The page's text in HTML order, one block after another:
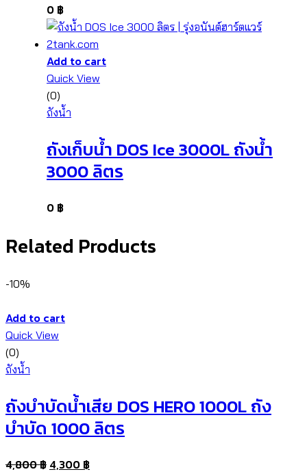
0 ฿
Add to cart
Quick View
(0)
ถังน้ำ
ถังเก็บน้ำ DOS Ice 3000L ถังน้ำ
3000 ลิตร
0 ฿
Related Products
-10%
Add to cart
Quick View
(0)
ถังน้ำ
ถังบำบัดน้ำเสีย DOS HERO 1000L ถัง
บำบัด 1000 ลิตร
4,800฿ 4,300 ฿